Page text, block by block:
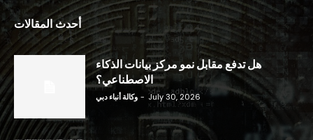
أحدث المقالات
هل تدفع مقابل نمو مركز بيانات الذكاء
الاصطناعي؟
وكالة أنباء دبي - July 30, 2026